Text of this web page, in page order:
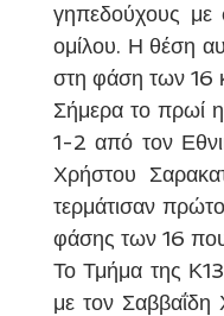
γηπεδούχους με
ομίλου. Η θέση
στη φάση των 16
Σήμερα το πρωί
1-2 από τον
Χρήστου
τερμάτισαν
φάσης των 16 που
Το Τμήμα της
με τον Σαββαΐδη